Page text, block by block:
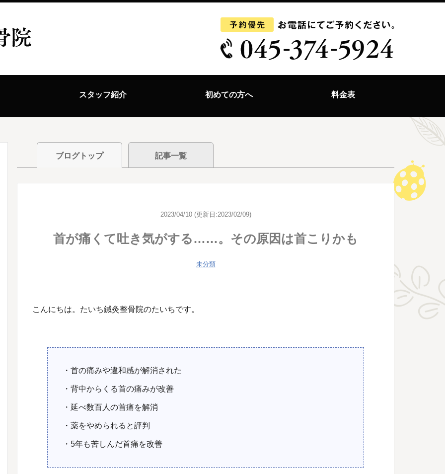
スタッフ紹介 初めての方へ 料金表
ブログトップ 記事一覧
2023/04/10 (更新日:2023/02/09)
首が痛くて吐き気がする……。その原因は首こりかも
未分類
こんにちは。たいち鍼灸整骨院のたいちです。
・首の痛みや違和感が解消された
・背中からくる首の痛みが改善
・延べ数百人の首痛を解消
・薬をやめられると評判
・5年も苦しんだ首痛を改善